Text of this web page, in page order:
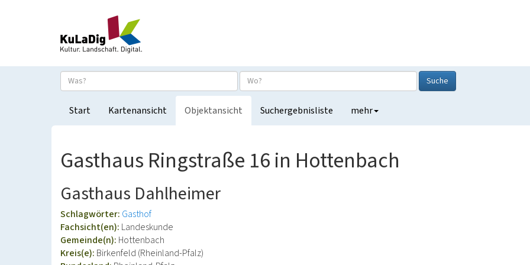
Suche
Start Kartenansicht Objektansicht Suchergebnisliste mehr
Gasthaus Ringstraße 16 in Hottenbach
Gasthaus Dahlheimer
Schlagwörter: Gasthof
Fachsicht(en): Landeskunde
Gemeinde(n): Hottenbach
Kreis(e): Birkenfeld (Rheinland-Pfalz)